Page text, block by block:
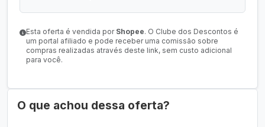
Esta oferta é vendida por Shopee. O Clube dos Descontos é
um portal afiliado e pode receber uma comissão sobre
compras realizadas através deste link, sem custo adicional
para você.
O que achou dessa oferta?